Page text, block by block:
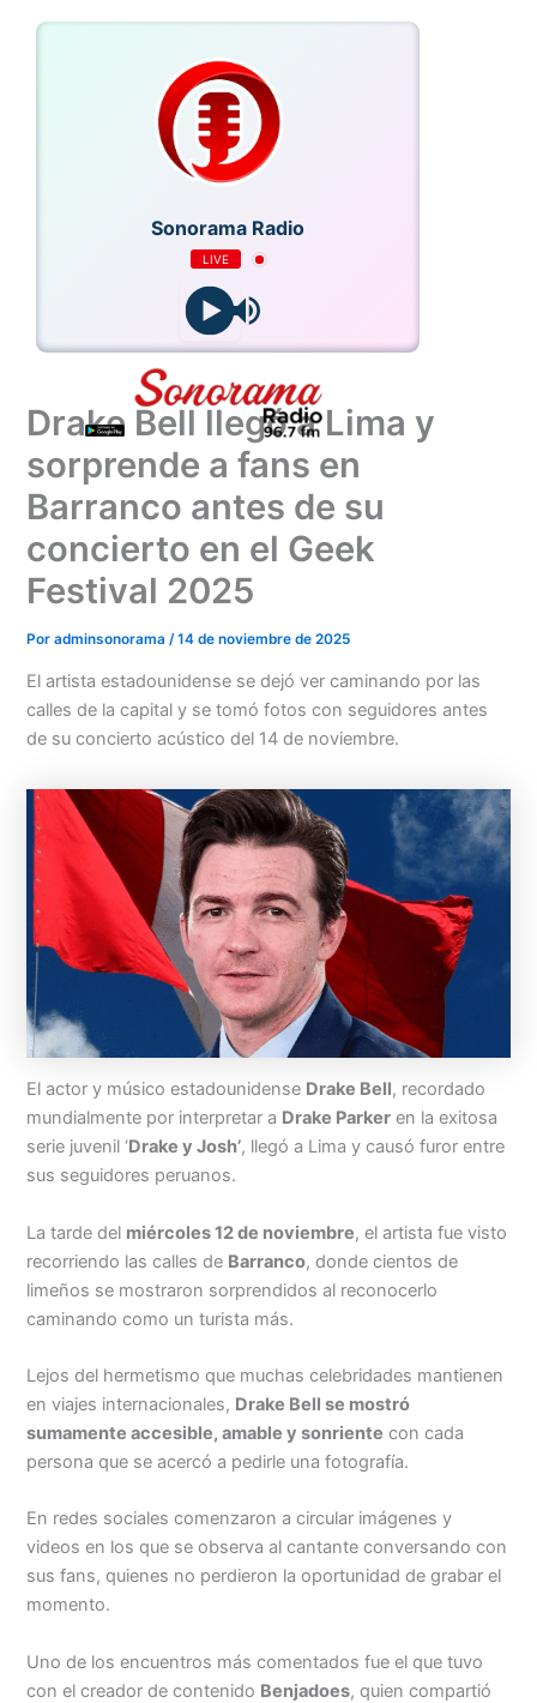
Sonorama Radio
LIVE
Menu
Drake Bell llegó a Lima y
sorprende a fans en
Barranco antes de su
concierto en el Geek
Festival 2025
Poradminsonorama/14 de noviembre de 2025
El artista estadounidense se dejó ver caminando por las
calles de la capital y se tomó fotos con seguidores antes
de su concierto acústico del 14 de noviembre.
El actor y músico estadounidense Drake Bell, recordado
mundialmente por interpretar a Drake Parker en la exitosa
serie juvenil ‘Drake y Josh’, llegó a Lima y causó furor entre
sus seguidores peruanos.
La tarde del miércoles 12 de noviembre, el artista fue visto
recorriendo las calles de Barranco, donde cientos de
limeños se mostraron sorprendidos al reconocerlo
caminando como un turista más.
Lejos del hermetismo que muchas celebridades mantienen
en viajes internacionales, Drake Bell se mostró
sumamente accesible, amable y sonriente con cada
persona que se acercó a pedirle una fotografía.
En redes sociales comenzaron a circular imágenes y
videos en los que se observa al cantante conversando con
sus fans, quienes no perdieron la oportunidad de grabar el
momento.
Uno de los encuentros más comentados fue el que tuvo
con el creador de contenido Benjadoes, quien compartió